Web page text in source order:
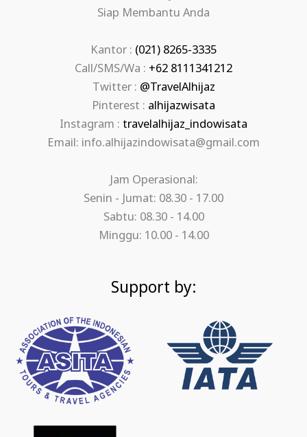
Siap Membantu Anda
Kantor : (021) 8265-3335
Call/SMS/Wa : +62 8111341212
Twitter : @TravelAlhijaz
Pinterest : alhijazwisata
Instagram : travelalhijaz_indowisata
Email: info.alhijazindowisata@gmail.com
Jam Operasional:
Senin - Jumat: 08.30 - 17.00
Sabtu: 08.30 - 14.00
Minggu: 10.00 - 14.00
Support by: